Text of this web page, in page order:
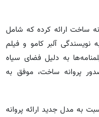
پروانه ساخت ارائه کرده که شامل
نویسندگی آلبر کامو و فیلم
به دلیل فضای سیاه
پروانه ساخت، موفق به
مدل جدید ارائه پروانه